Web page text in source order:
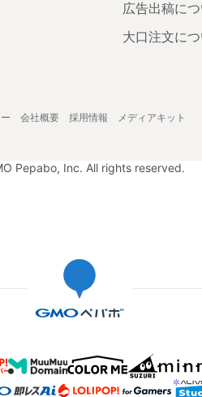
広告出稿に
大口注文につ
会社概要 採用情報 メディアキット
Pepabo, Inc. All rights reserved.